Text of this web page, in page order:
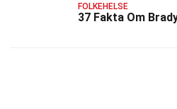
FOLKEHELSE
37 Fakta Om